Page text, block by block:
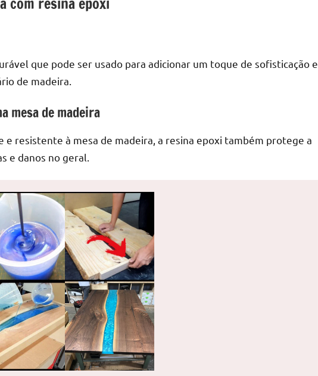
de
resina
as
inovadoras
Quer
esteja
à
procura
de
uma
mesa
redonda
para
reuniões
ou
uma
que pode ser usado para adicionar um toque de sofisticação e
de madeira.
mesa de madeira
resistente à mesa de madeira, a resina epoxi também protege a
e danos no geral.